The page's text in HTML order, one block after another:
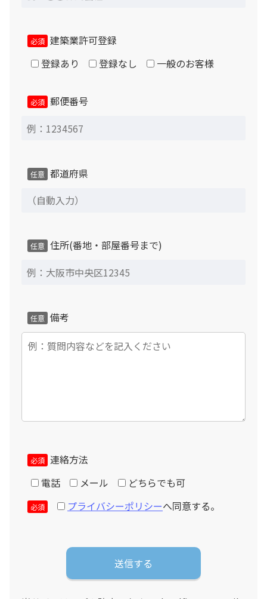
必須 建築業許可登録
登録あり
登録なし 一般のお客様
必須 郵便番号
任意 都道府県
任意 住所(番地・部屋番号まで)
任意 備考
必須 連絡方法
電話
メール どちらでも可
必須 プライバシーポリシーへ同意する。